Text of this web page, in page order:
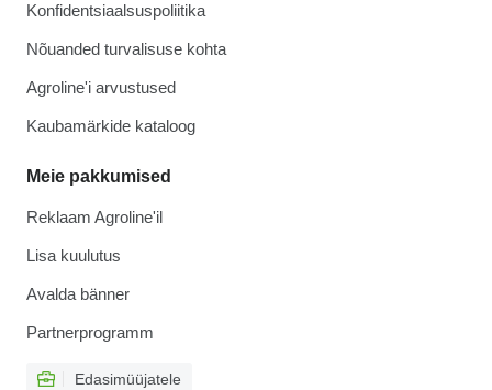
Konfidentsiaalsuspoliitika
Nõuanded turvalisuse kohta
Agroline'i arvustused
Kaubamärkide kataloog
Meie pakkumised
Reklaam Agroline'il
Lisa kuulutus
Avalda bänner
Partnerprogramm
Edasimüüjatele